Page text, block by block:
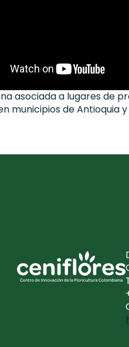
asociada a lugares de
municipios de Antioquia